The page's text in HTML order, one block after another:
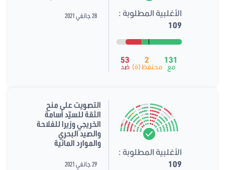
الأغلبية المطلوبة :
109
131
مع
2
محتفظ(ة)
53
ضد
28 جانفي 2021
الأغلبية المطلوبة :
109
التصويت على منح
الثقة للسيّد أسامة
الخريجي وزيرا للفلاحة
والصيد البحري
والموارد المائية
29 جانفي 2021